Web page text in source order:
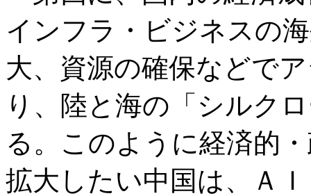
インフラ・ビジネスの
大、資源の確保などで
り、陸と海の「シルク
る。このように経済的
拡大したい中国は、Ａ